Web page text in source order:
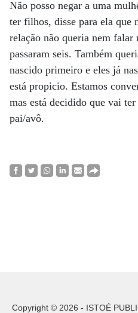
Não posso negar a uma
ter filhos, disse para ela que
relação não queria nem falar
passaram seis. Também
nascido primeiro e eles já
está propicio. Estamos
mas está decidido que vai
pai/avô.
Copyright © 2026 - ISTOÉ